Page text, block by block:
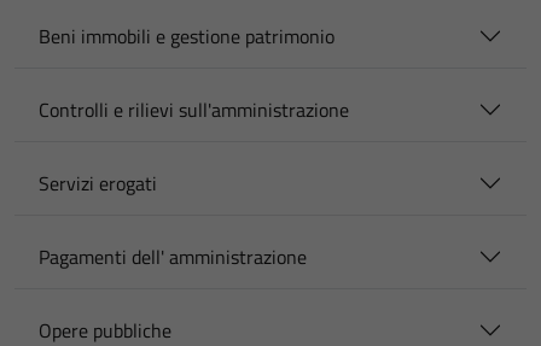
Beni immobili e gestione patrimonio
Controlli e rilievi sull'amministrazione
Servizi erogati
Pagamenti dell' amministrazione
Opere pubbliche